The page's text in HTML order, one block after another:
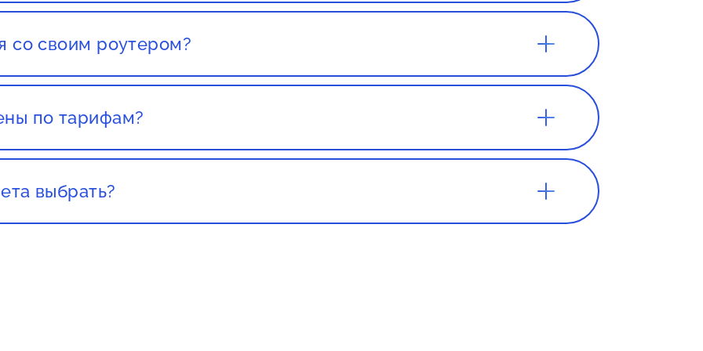
со своим роутером?
своим роутером. Но этот роутер должен был приобретаться в
по тарифам?
клиентов не повышают цены, стоит обращать внимание на
выбрать?
важно учитывать свои потребности и бюджет. Если вы